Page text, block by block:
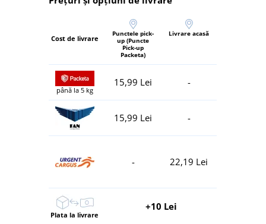
Cost de livrare
Punctele pick-
up (Puncte
Pick-up
Packeta)
Livrare acasă
până la 5 kg
15,99 Lei -
15,99 Lei -
- 22,19 Lei
Plata la livrare
+10 Lei